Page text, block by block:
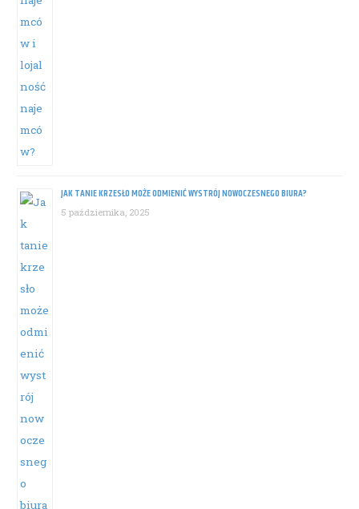
JAK TANIE KRZESŁO MOŻE ODMIENIĆ WYSTRÓJ NOWOCZESNEGO BIURA?
5 października, 2025